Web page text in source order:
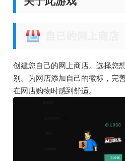
创建您自己的网上商店。选择您
别。为网店添加自己的徽标，完
在网店购物时感到舒适。